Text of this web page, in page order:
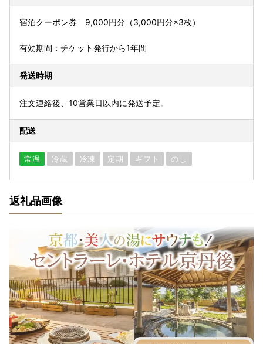
宿泊クーポン券 9,000円分（3,000円分×3枚）
有効期間：チケット発行から1年間
発送時期
注文連絡後、10営業日以内に発送予定。
配送
常温 冷蔵 冷凍 定期 ギフト のし
返礼品画像